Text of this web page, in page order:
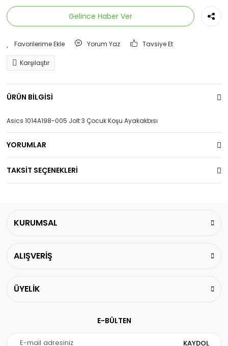
Gelince Haber Ver
Yorum Yaz Tavsiye Et
Karşılaştır
ÜRÜN BİLGİSİ
Asics 1014A198-005 Jolt 3 Çocuk Koşu Ayakakbısı
YORUMLAR
TAKSİT SEÇENEKLERİ
KURUMSAL
ALIŞVERİŞ
ÜYELİK
E-BÜLTEN
KAYDOL